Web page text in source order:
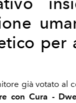
per
già votato al
con Cura -